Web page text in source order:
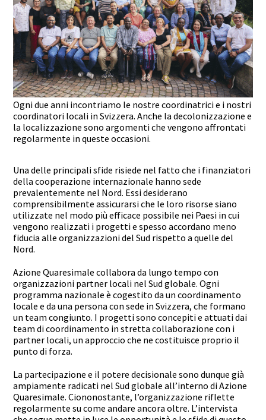
Ogni due anni incontriamo le nostre coordinatrici e i nostri
coordinatori locali in Svizzera. Anche la decolonizzazione e
la localizzazione sono argomenti che vengono affrontati
regolarmente in queste occasioni.
Una delle principali sfide risiede nel fatto che i finanziatori
della cooperazione internazionale hanno sede
prevalentemente nel Nord. Essi desiderano
comprensibilmente assicurarsi che le loro risorse siano
utilizzate nel modo più efficace possibile nei Paesi in cui
vengono realizzati i progetti e spesso accordano meno
fiducia alle organizzazioni del Sud rispetto a quelle del
Nord.
Azione Quaresimale collabora da lungo tempo con
organizzazioni partner locali nel Sud globale. Ogni
programma nazionale è cogestito da un coordinamento
locale e da una persona con sede in Svizzera, che formano
un team congiunto. I progetti sono concepiti e attuati dai
team di coordinamento in stretta collaborazione con i
partner locali, un approccio che ne costituisce proprio il
punto di forza.
La partecipazione e il potere decisionale sono dunque già
ampiamente radicati nel Sud globale all’interno di Azione
Quaresimale. Ciononostante, l’organizzazione riflette
regolarmente su come andare ancora oltre. L’intervista